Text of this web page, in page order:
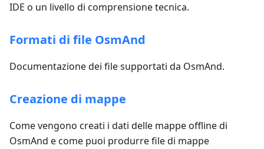
IDE o un livello di comprensione tecnica.
Formati di file OsmAnd
Documentazione dei file supportati da OsmAnd.
Creazione di mappe
Come vengono creati i dati delle mappe offline di
OsmAnd e come puoi produrre file di mappe